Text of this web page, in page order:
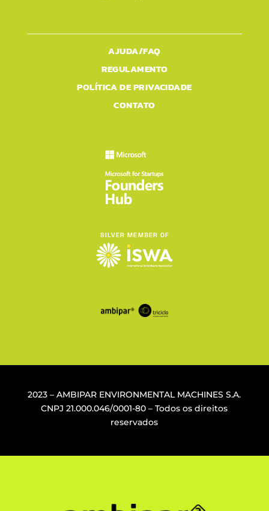
AJUDA/FAQ
REGULAMENTO
POLÍTICA DE PRIVACIDADE
CONTATO
2023 – AMBIPAR ENVIRONMENTAL MACHINES S.A.
CNPJ21.000.046/0001-80 – Todos os direitos
reservados